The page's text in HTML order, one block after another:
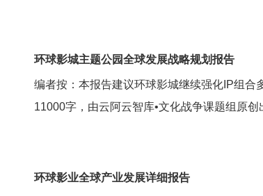
环球影城主题公园全球发展战略规划报告
编者按：本报告建议环球影城继续强化IP组
11000字，由云阿云智库•文化战争课题组原创
环球影业全球产业发展详细报告